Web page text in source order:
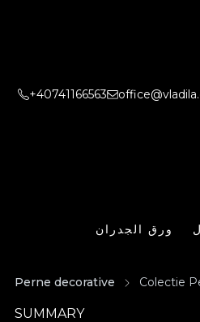
+40741166563
ورق الجدران
Perne decorative Colectie
SUMMARY